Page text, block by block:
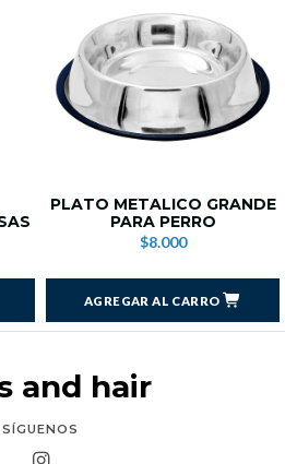
PLATO METALICO GRANDE
PARA PERRO
$8.000
AGREGAR AL CARRO
and hair
SÍGUENOS